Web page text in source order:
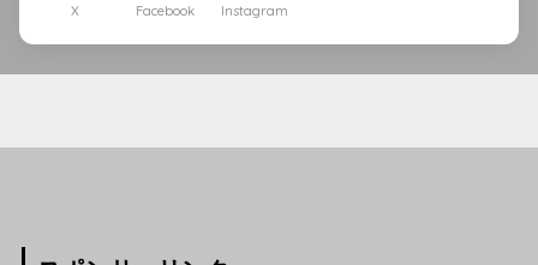
X Facebook Instagram